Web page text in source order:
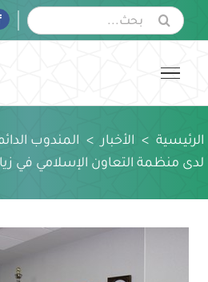
البحث
عن:
الرئيسية > الأخبار > المندوب
لدى منظمة التعاون الإسلامي في